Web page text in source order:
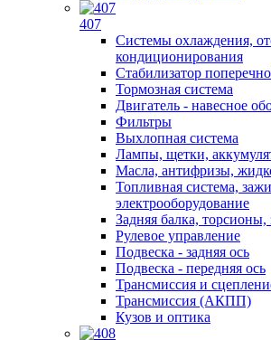
407
Системы охлаждения,
кондиционирования
Стабилизатор
Тормозная система
Двигатель - навесное
Фильтры
Выхлопная система
Лампы, щетки,
Масла, антифризы,
Топливная система,
электрооборудование
Задняя балка, торсионы,
Рулевое управление
Подвеска - задняя ось
Подвеска - передняя ось
Трансмиссия и
Трансмиссия (АКПП)
Кузов и оптика